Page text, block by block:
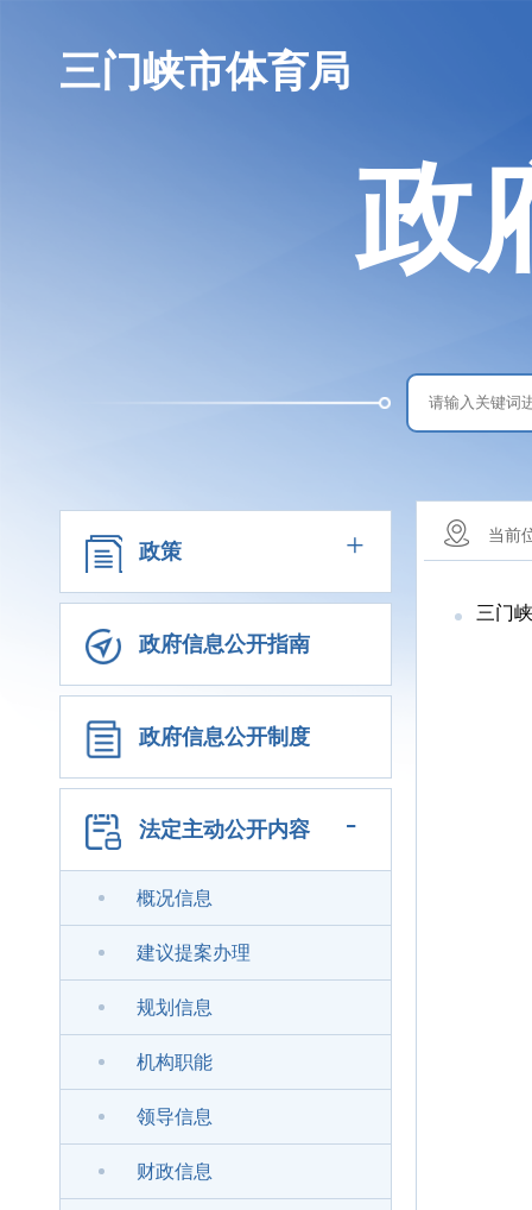
三门峡市体育局
政
政策 +
政府信息公开指南
政府信息公开制度
法定主动公开内容 -
概况信息
建议提案办理
规划信息
机构职能
领导信息
财政信息
当前
三门